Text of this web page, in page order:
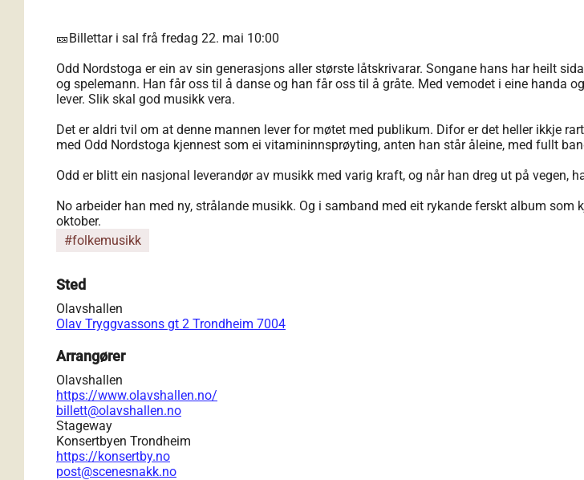
🎫Billettar i sal frå fredag 22. mai 10:00
Odd Nordstoga er ein av sin generasjons aller største låtskrivarar. Songane hans har heilt
og spelemann. Han får oss til å danse og han får oss til å gråte. Med vemodet i eine handa
lever. Slik skal god musikk vera.
Det er aldri tvil om at denne mannen lever for møtet med publikum. Difor er det heller ikkje
med Odd Nordstoga kjennest som ei vitamininnsprøyting, anten han står åleine, med fullt
Odd er blitt ein nasjonal leverandør av musikk med varig kraft, og når han dreg ut på vegen,
No arbeider han med ny, strålande musikk. Og i samband med eit rykande ferskt album
oktober.
#folkemusikk
Sted
Olavshallen
Olav Tryggvassons gt 2 Trondheim 7004
Arrangører
Olavshallen
https://www.olavshallen.no/
billett@olavshallen.no
Stageway
Konsertbyen Trondheim
https://konsertby.no
post@scenesnakk.no